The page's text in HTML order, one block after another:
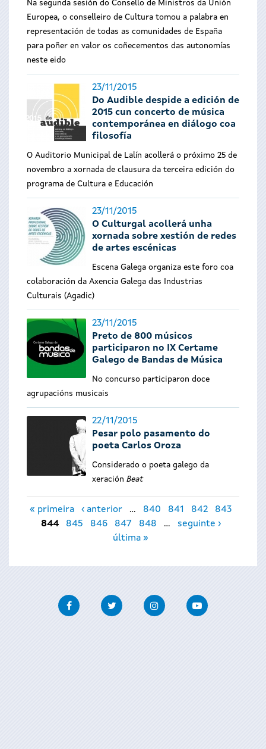
Na segunda sesión do Consello de Ministros da Unión
Europea, o conselleiro de Cultura tomou a palabra en
representación de todas as comunidades de España
para poñer en valor os coñecementos das autonomías
neste eido
23/11/2015
Do Audible despide a edición de
2015 cun concerto de música
contemporánea en diálogo coa
filosofía
O Auditorio Municipal de Lalín acollerá o próximo 25 de
novembro a xornada de clausura da terceira edición do
programa de Cultura e Educación
23/11/2015
O Culturgal acollerá unha
xornada sobre xestión de redes
de artes escénicas
Escena Galega organiza este foro coa
colaboración da Axencia Galega das Industrias
Culturais (Agadic)
23/11/2015
Preto de 800 músicos
participaron no IX Certame
Galego de Bandas de Música
No concurso participaron doce
agrupacións musicais
22/11/2015
Pesar polo pasamento do
poeta Carlos Oroza
Considerado o poeta galego da
xeración Beat
Páxinas
« primeira ‹ anterior … 840 841 842
843
844
845 846 847 848 …
seguinte ›
última »
FacebookTwitter InstagramYoutube